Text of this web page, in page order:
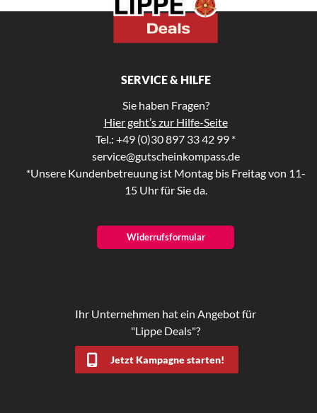
SERVICE & HILFE
Sie haben Fragen?
Hier geht’s zur Hilfe-Seite
Tel.: +49 (0)30 897 33 42 99 *
service@gutscheinkompass.de
*Unsere Kundenbetreuung ist Montag bis Freitag von 11-
15 Uhr für Sie da.
Widerrufsformular
Ihr Unternehmen hat ein Angebot für
"Lippe Deals"?
Jetzt Kampagne starten!